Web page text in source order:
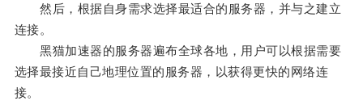
然后，根据自身需求选择最适合的服务器，并与之建立
连接。
黑猫加速器的服务器遍布全球各地，用户可以根据需要
选择最接近自己地理位置的服务器，以获得更快的网络连
接。